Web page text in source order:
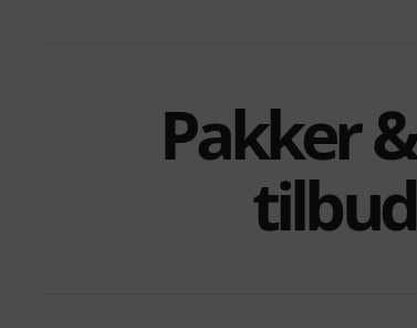
Pakker &
tilbud